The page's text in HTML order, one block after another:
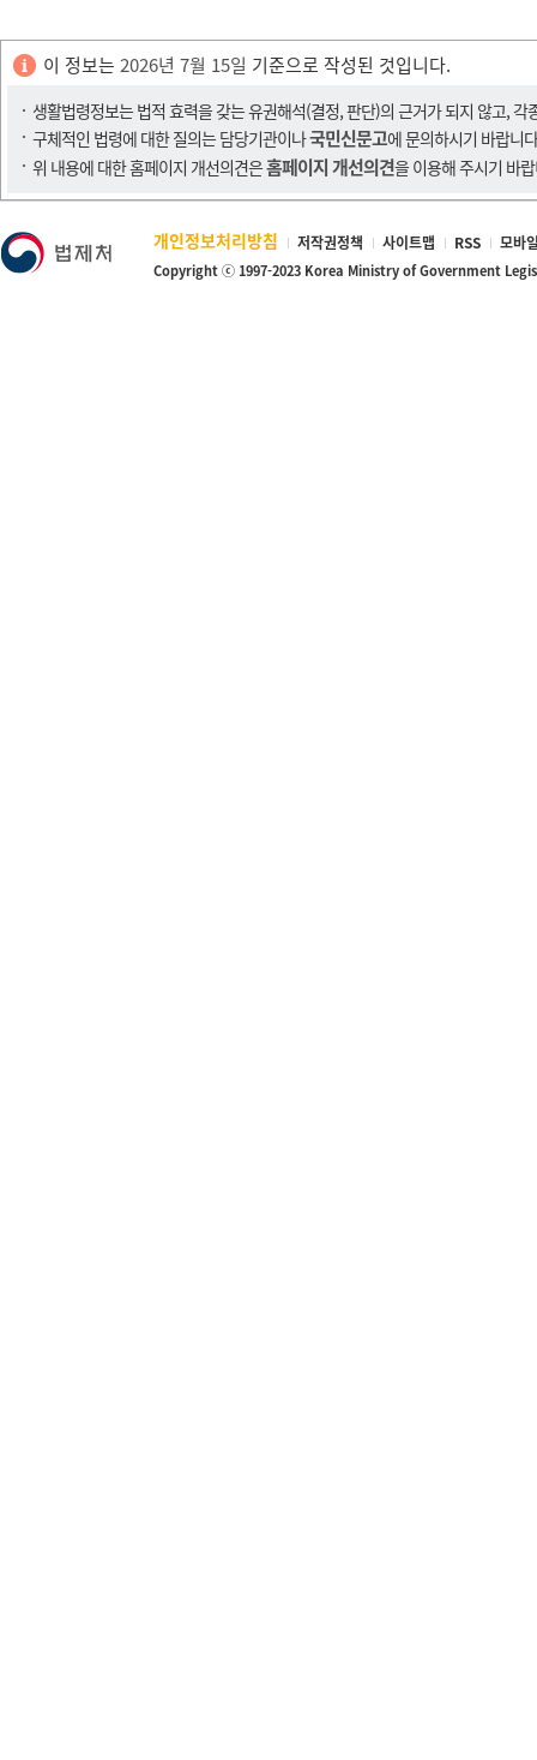
이 정보는 2026년 7월 15일 기준으로 작성된 것입니다.
생활법령정보는 법적 효력을 갖는 유권해석(결정, 판단)의 근거가 되지 않고,
구체적인 법령에 대한 질의는 담당기관이나국민신문고에 문의하시기 바랍니
위 내용에 대한 홈페이지 개선의견은홈페이지 개선의견을 이용해 주시기 바
개인정보처리방침 저작권정책 사이트맵 RSS 모바
Copyright ⓒ 1997-2023 Korea Ministry of Government